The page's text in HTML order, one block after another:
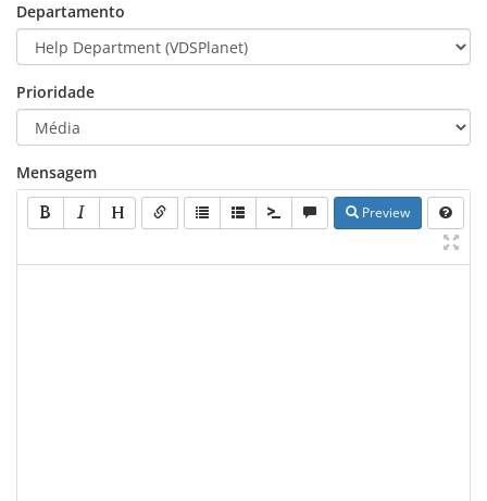
Departamento
Prioridade
Mensagem
Preview